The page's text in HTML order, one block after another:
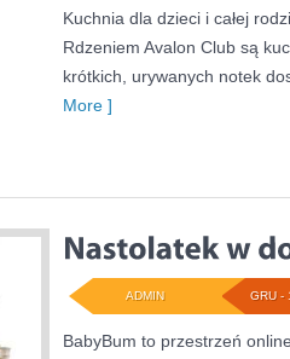
Kuchnia dla dzieci i całej
Rdzeniem Avalon Club są
krótkich, urywanych notek
More ]
GRU -
ADMIN
BabyBum to przestrzeń